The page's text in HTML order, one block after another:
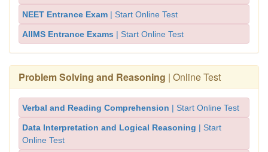
NEET Entrance Exam | Start Online Test
AIIMS Entrance Exams | Start Online Test
Problem Solving and Reasoning | Online Test
Verbal and Reading Comprehension | Start Online Test
Data Interpretation and Logical Reasoning | Start
Online Test